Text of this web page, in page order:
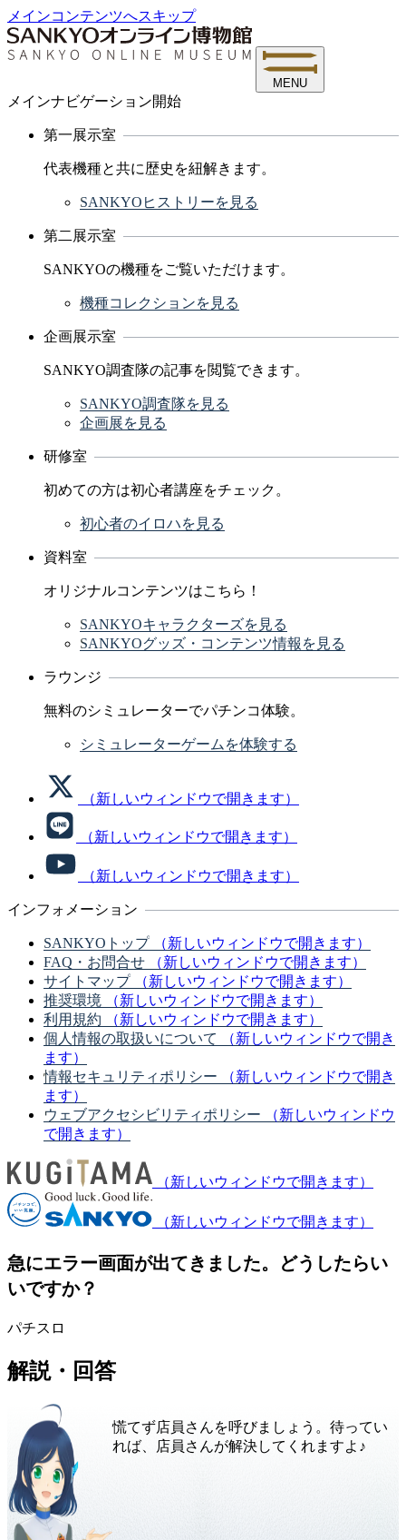
メインコンテンツへスキップ
MENU
メインナビゲーション開始
第一展示室
代表機種と共に歴史を紐解きます。
SANKYOヒストリーを見る
第二展示室
SANKYOの機種をご覧いただけます。
機種コレクションを見る
企画展示室
SANKYO調査隊の記事を閲覧できます。
SANKYO調査隊を見る
企画展を見る
研修室
初めての方は初心者講座をチェック。
初心者のイロハを見る
資料室
オリジナルコンテンツはこちら！
SANKYOキャラクターズを見る
SANKYOグッズ・コンテンツ情報を見る
ラウンジ
無料のシミュレーターでパチンコ体験。
シミュレーターゲームを体験する
（新しいウィンドウで開きます）
（新しいウィンドウで開きます）
（新しいウィンドウで開きます）
インフォメーション
SANKYOトップ
（新しいウィンドウで開きます）
FAQ・お問合せ
（新しいウィンドウで開きます）
サイトマップ
（新しいウィンドウで開きます）
推奨環境
（新しいウィンドウで開きます）
利用規約
（新しいウィンドウで開きます）
個人情報の取扱いについて
（新しいウィンドウで開き
ます）
情報セキュリティポリシー
（新しいウィンドウで開き
ます）
ウェブアクセシビリティポリシー
（新しいウィンドウ
で開きます）
（新しいウィンドウで開きます）
（新しいウィンドウで開きます）
急にエラー画面が出てきました。どうしたらい
いですか？
パチスロ
解説・回答
慌てず店員さんを呼びましょう。待ってい
れば、店員さんが解決してくれますよ♪